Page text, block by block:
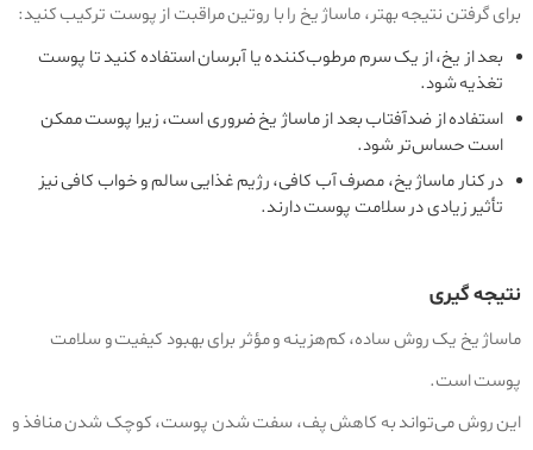
برای گرفتن نتیجه بهتر، ماساژ یخ را با روتین مراقبت از پوست ترکیب کنید:
بعد از یخ، از یک سرم مرطوب‌کننده یا آبرسان استفاده کنید تا پوست
تغذیه شود.
استفاده از ضدآفتاب بعد از ماساژ یخ ضروری است، زیرا پوست ممکن
است حساس‌تر شود.
در کنار ماساژ یخ، مصرف آب کافی، رژیم غذایی سالم و خواب کافی نیز
تأثیر زیادی در سلامت پوست دارند.
نتیجه‌ گیری
ماساژ یخ یک روش ساده، کم‌هزینه و مؤثر برای بهبود کیفیت و سلامت
پوست است.
این روش می‌تواند به کاهش پف، سفت شدن پوست، کوچک شدن منافذ و